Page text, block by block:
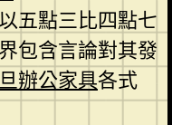
五點三比四點七
包含言論對其發
辦公家具各式